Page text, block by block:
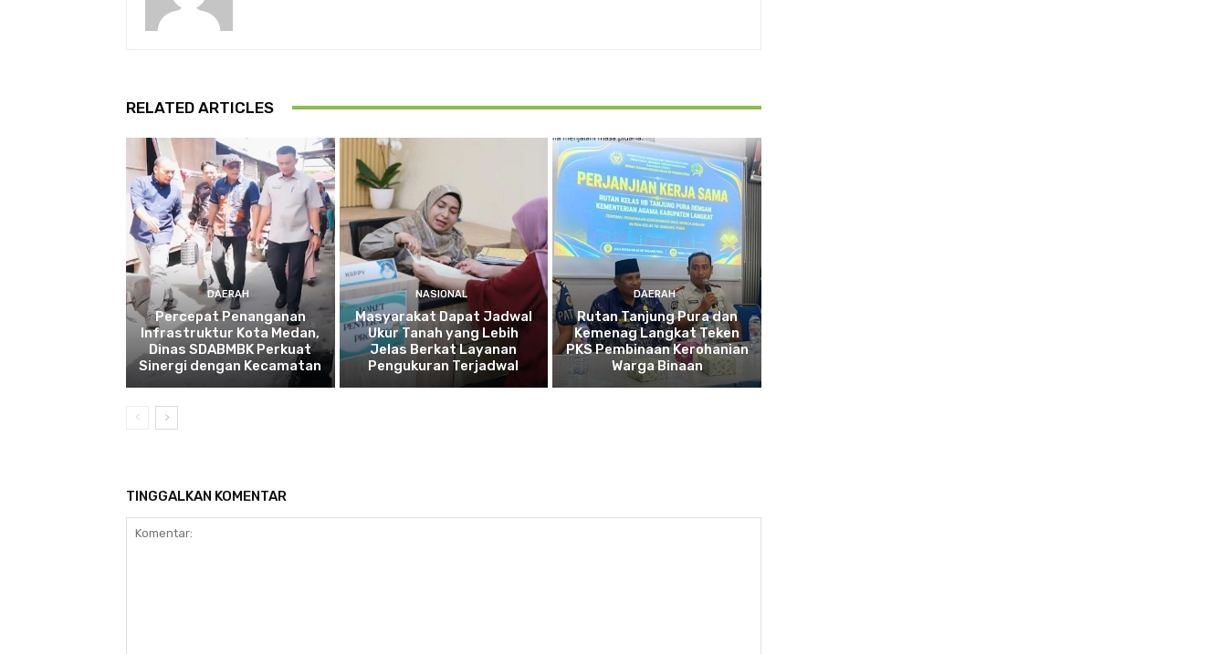
RELATED ARTICLES
DAERAH
Percepat Penanganan
Infrastruktur Kota Medan,
Dinas SDABMBK Perkuat
Sinergi dengan Kecamatan
NASIONAL
Masyarakat Dapat Jadwal
Ukur Tanah yang Lebih
Jelas Berkat Layanan
Pengukuran Terjadwal
DAERAH
Rutan Tanjung Pura dan
Kemenag Langkat Teken
PKS Pembinaan Kerohanian
Warga Binaan
TINGGALKAN KOMENTAR